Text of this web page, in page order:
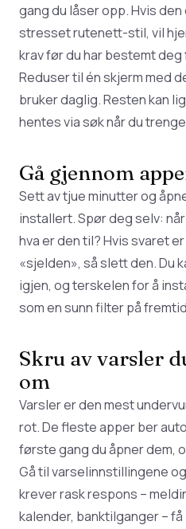
gang du låser opp. Hvis den
stresset rutenett-stil, vil
krav før du har bestemt deg
Reduser til én skjerm med
bruker daglig. Resten kan
hentes via søk når du
Gå gjennom
Sett av tjue minutter og
installert. Spør deg selv:
hva er den til? Hvis svaret
«sjelden», så slett den. Du
igjen, og terskelen for å
som en sunn filter på
Skru av varsler
om
Varsler er den mest
rot. De fleste apper ber
første gang du åpner dem,
Gå til varselinnstillingene
krever rask respons –
kalender, banktilganger –